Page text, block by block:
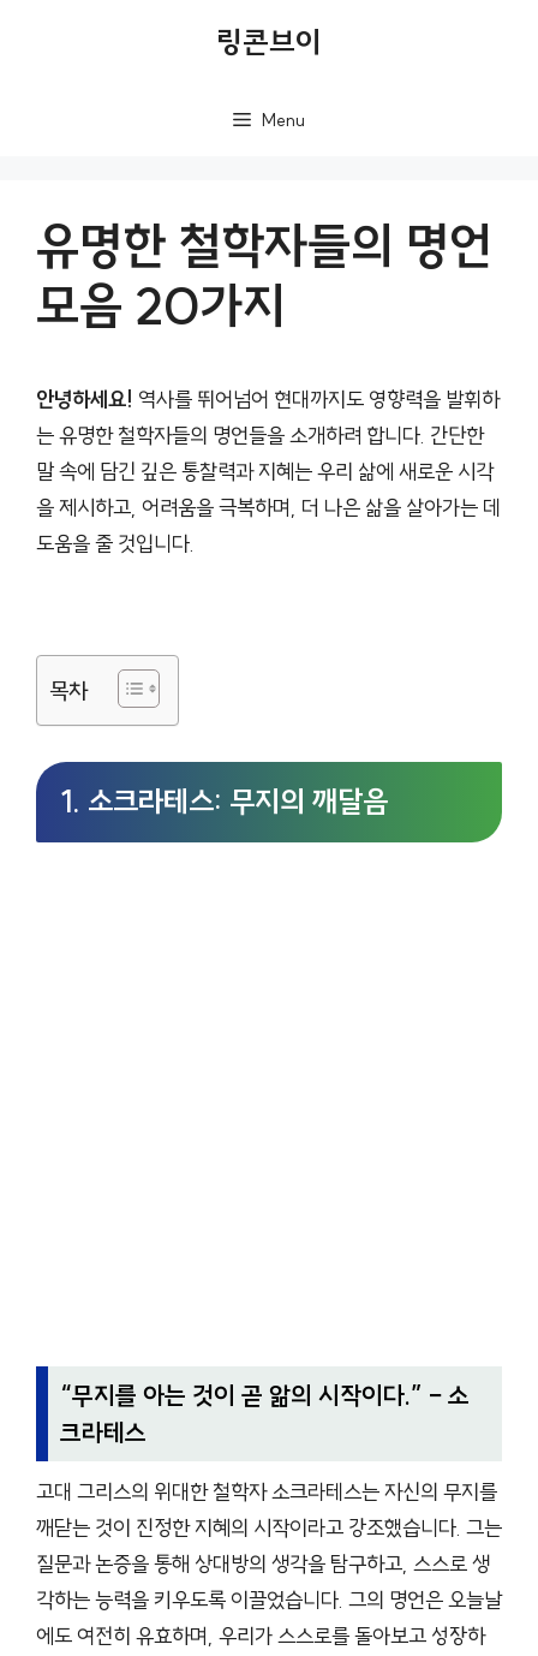
링콘브이
Menu
유명한 철학자들의 명언
모음 20가지
안녕하세요! 역사를 뛰어넘어 현대까지도 영향력을 발휘하
는 유명한 철학자들의 명언들을 소개하려 합니다. 간단한
말 속에 담긴 깊은 통찰력과 지혜는 우리 삶에 새로운 시각
을 제시하고, 어려움을 극복하며, 더 나은 삶을 살아가는 데
도움을 줄 것입니다.
목차
1. 소크라테스: 무지의 깨달음
“무지를 아는 것이 곧 앎의 시작이다.” – 소
크라테스
고대 그리스의 위대한 철학자 소크라테스는 자신의 무지를
깨닫는 것이 진정한 지혜의 시작이라고 강조했습니다. 그는
질문과 논증을 통해 상대방의 생각을 탐구하고, 스스로 생
각하는 능력을 키우도록 이끌었습니다. 그의 명언은 오늘날
에도 여전히 유효하며, 우리가 스스로를 돌아보고 성장하